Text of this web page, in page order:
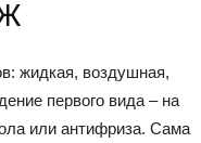
жидкая, воздушная,
первого вида – на
или антифриза. Сама